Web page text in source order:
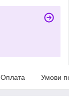
Оплата Умови